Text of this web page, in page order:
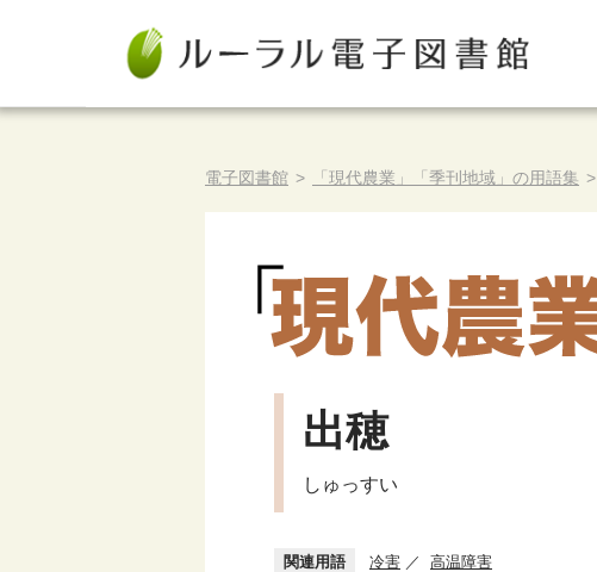
電子図書館 > 「現代農業」「季刊地域」の用語集 >
出穂
しゅっすい
関連用語 冷害 高温障害